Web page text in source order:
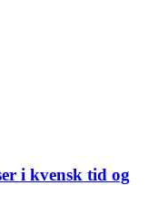
i kvensk tid og